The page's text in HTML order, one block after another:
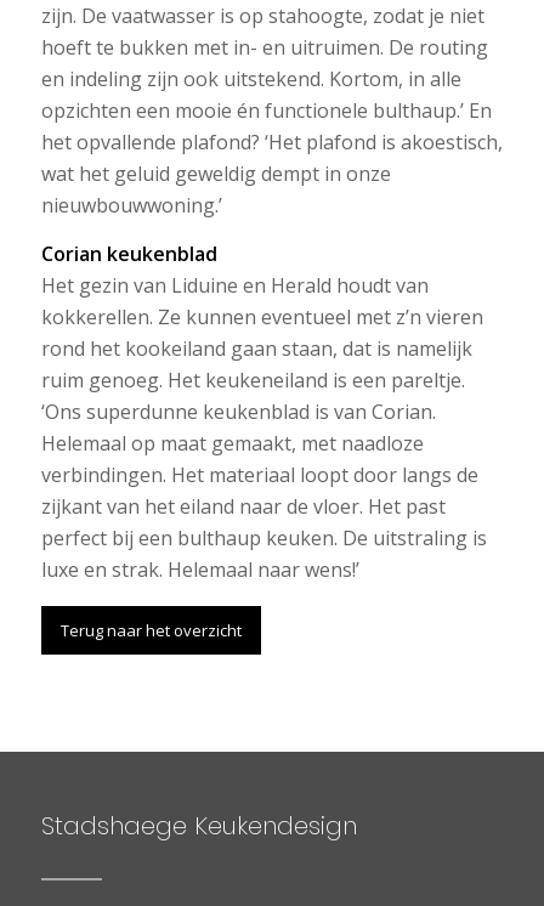
zijn. De vaatwasser is op stahoogte, zodat je niet
hoeft te bukken met in- en uitruimen. De routing
en indeling zijn ook uitstekend. Kortom, in alle
opzichten een mooie én functionele bulthaup.’ En
het opvallende plafond? ‘Het plafond is akoestisch,
wat het geluid geweldig dempt in onze
nieuwbouwwoning.’
Corian keukenblad
Het gezin van Liduine en Herald houdt van
kokkerellen. Ze kunnen eventueel met z’n vieren
rond het kookeiland gaan staan, dat is namelijk
ruim genoeg. Het keukeneiland is een pareltje.
‘Ons superdunne keukenblad is van Corian.
Helemaal op maat gemaakt, met naadloze
verbindingen. Het materiaal loopt door langs de
zijkant van het eiland naar de vloer. Het past
perfect bij een bulthaup keuken. De uitstraling is
luxe en strak. Helemaal naar wens!’
Terug naar het overzicht
Stadshaege Keukendesign